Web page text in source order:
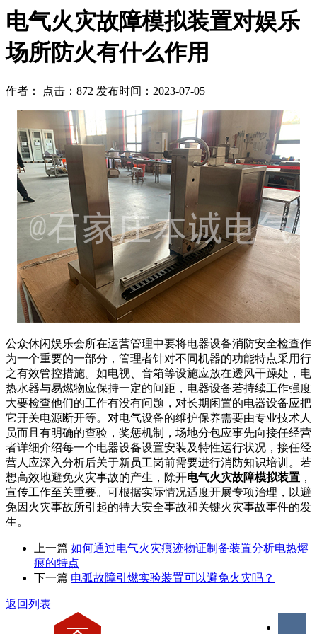
电气火灾故障模拟装置对娱乐
场所防火有什么作用
作者： 点击：872 发布时间：2023-07-05
公众休闲娱乐会所在运营管理中要将电器设备消防安全检查作
为一个重要的一部分，管理者针对不同机器的功能特点采用行
之有效管控措施。如电视、音箱等设施应放在透风干躁处，电
热水器与易燃物应保持一定的间距，电器设备若持续工作强度
大要检查他们的工作有没有问题，对长期闲置的电器设备应把
它开关电源断开等。对电气设备的维护保养需要由专业技术人
员而且有明确的查验，奖惩机制，场地分包应事先向接任经营
者详细介绍每一个电器设备设置安装及特性运行状况，接任经
营人应深入分析后关于新员工岗前需要进行消防知识培训。若
想高效地避免火灾事故的产生，除开电气火灾故障模拟装置 ，
宣传工作至关重要。可根据实际情况适度开展专项治理，以避
免因火灾事故所引起的特大安全事故和关键火灾事故事件的发
生。
上一篇 如何通过电气火灾痕迹物证制备装置分析电热熔
痕的特点
下一篇 电弧故障引燃实验装置可以避免火灾吗？
返回列表